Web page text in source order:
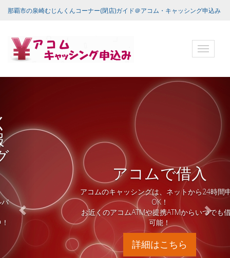
那覇市の泉崎むじんくんコーナー(閉店)ガイド＠アコム・キャッシング申込み
ナ
ビ
ー
シ
アコムで借入
アコムのキャッシングは、ネットから24時間申込
OK！
お近くのアコムATMや提携ATMからいつでも借入
詳細はこちら